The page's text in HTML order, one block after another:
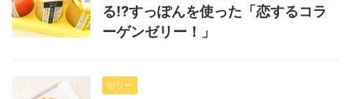
る!?すっぽんを使った「恋するコラ
ーゲンゼリー！」
ゼリー